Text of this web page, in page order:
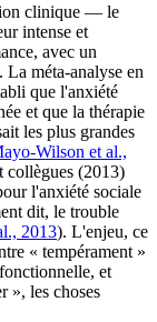
clinique — le
intense et
avec un
méta-analyse en
que l'anxiété
et que la thérapie
les plus grandes
Wilson et al.,
collègues (2013)
l'anxiété sociale
dit, le trouble
2013). L'enjeu, ce
« tempérament »
et
», les choses